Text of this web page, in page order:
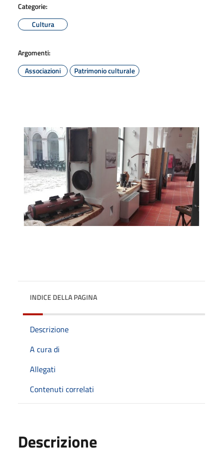
Categorie:
Cultura
Argomenti:
Associazioni
Patrimonio culturale
INDICE DELLA PAGINA
Descrizione
A cura di
Allegati
Contenuti correlati
Descrizione